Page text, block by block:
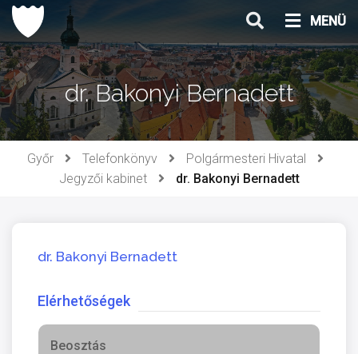
Ugrás
tartalomhoz
MENÜ
dr. Bakonyi Bernadett
Győr Telefonkönyv
Polgármesteri Hivatal
Jegyzői kabinet
dr. Bakonyi Bernadett
dr. Bakonyi Bernadett
Elérhetőségek
Beosztás